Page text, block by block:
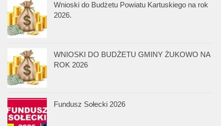
Wnioski do Budżetu Powiatu Kartuskiego na rok
2026.
WNIOSKI DO BUDŻETU GMINY ŻUKOWO NA
ROK 2026
Fundusz Sołecki 2026